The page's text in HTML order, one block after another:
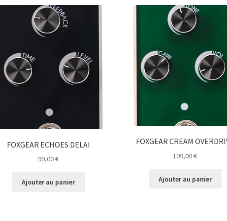
FOXGEAR ECHOES DELAI
99,00€
Ajouter au panier
FOXGEAR CREAM
109,00€
Ajouter au panier